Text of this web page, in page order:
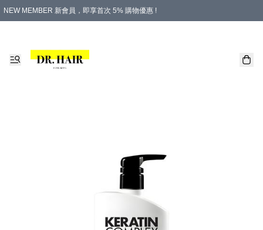
NEW MEMBER 新會員，即享首次 5% 購物優惠 !